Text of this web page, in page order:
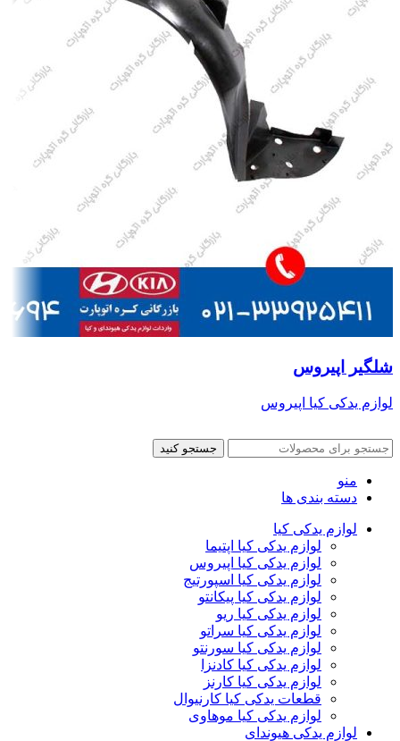
شلگیر اپیروس
لوازم یدکی کیا اپیروس
جستجو کنید
منو
دسته بندی ها
لوازم یدکی کیا
لوازم یدکی کیا اپتیما
لوازم یدکی کیا اپیروس
لوازم یدکی کیا اسپورتیج
لوازم یدکی کیا پیکانتو
لوازم یدکی کیا ریو
لوازم یدکی کیا سراتو
لوازم یدکی کیا سورنتو
لوازم یدکی کیا کادنزا
لوازم یدکی کیا کارنز
قطعات یدکی کیا کارنیوال
لوازم یدکی کیا موهاوی
لوازم یدکی هیوندای